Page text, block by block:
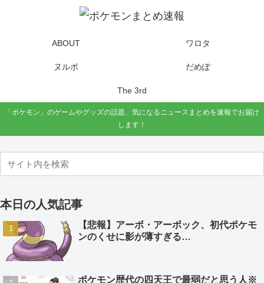
ABOUT ワロタ
ヌルポ だめぽ
The 3rd
「ポケモン」のゲームやグッズの話題、気になるニュースまとめを速報でお届け
します！
本日の人気記事
【悲報】アーボ・アーボック、初代ポケモ
ンのくせに影が薄すぎる…
ポケモン歴代の四天王で最弱だと思う人※